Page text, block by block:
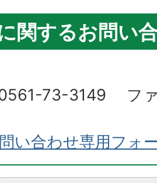
関するお問い
0561-73-3149 フ
い合わせ専用フォ